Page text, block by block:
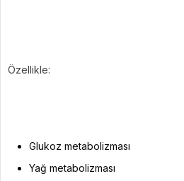
Özellikle:
Glukoz metabolizması
Yağ metabolizması